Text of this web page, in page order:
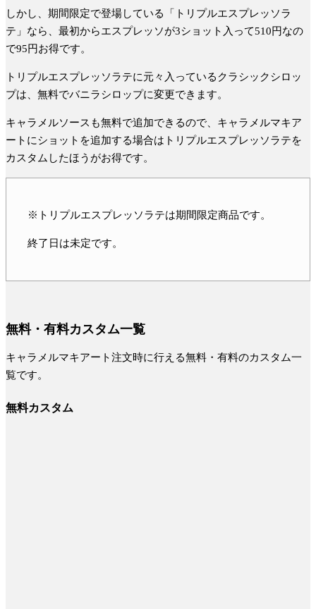
しかし、期間限定で登場している「トリプルエスプレッソラ
テ」なら、最初からエスプレッソが3ショット入って510円なの
で95円お得です。
トリプルエスプレッソラテに元々入っている クラシックシロッ
プは、無料でバニラシロップに変更できます。
キャラメルソースも無料で追加できるので、キャラメルマキア
ートにショットを追加する場合はトリプルエスプレッソラテを
カスタムしたほうがお得です。
※トリプルエスプレッソラテは期間限定商品です。
終了日は未定です。
無料・有料カスタム一覧
キャラメルマキアート注文時に行える無料・有料のカスタム一
覧です。
無料カスタム